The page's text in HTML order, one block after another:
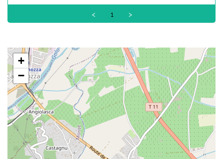
< 1 >
+
−